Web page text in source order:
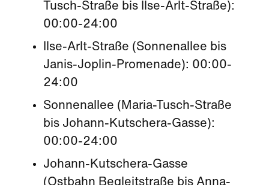
Tusch-Straße bis Ilse-Arlt-Straße):
00:00-24:00
Ilse-Arlt-Straße (Sonnenallee bis
Janis-Joplin-Promenade): 00:00-
24:00
Sonnenallee (Maria-Tusch-Straße
bis Johann-Kutschera-Gasse):
00:00-24:00
Johann-Kutschera-Gasse
(Ostbahn Begleitstraße bis Anna-